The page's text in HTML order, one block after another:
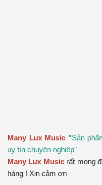
Many Lux Music "Sản
uy tín chuyên nghiệp"
Many Lux Music rất mong
hàng ! Xin cảm ơn